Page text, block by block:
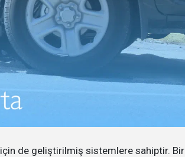
de geliştirilmiş sistemlere sahiptir. Bir